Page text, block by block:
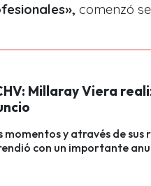
», comenzó
Millaray Viera
momentos y através de sus
con un importante